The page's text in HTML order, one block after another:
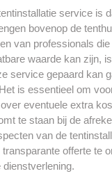
service is
bovenop de
van professionals
waarde kan zijn,
service gepaard kan
is essentieel om
eventuele extra
te staan bij de
van de
offerte te